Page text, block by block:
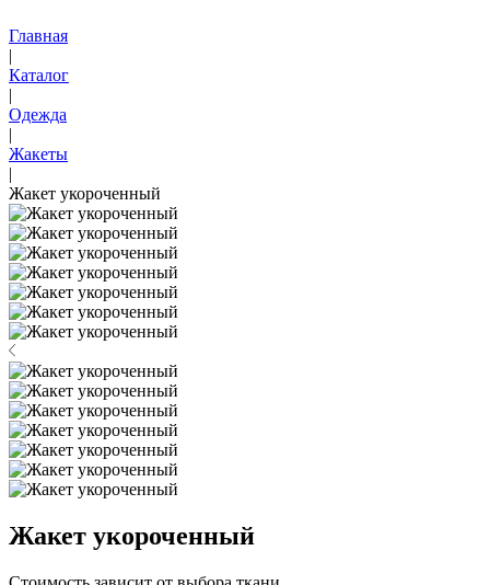
Главная
|
Каталог
|
Одежда
|
Жакеты
|
Жакет укороченный
Жакет укороченный